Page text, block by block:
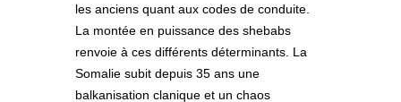
les anciens quant aux codes de conduite.
La montée en puissance des shebabs
renvoie à ces différents déterminants. La
Somalie subit depuis 35 ans une
balkanisation clanique et un chaos